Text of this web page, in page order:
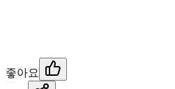
좋아요